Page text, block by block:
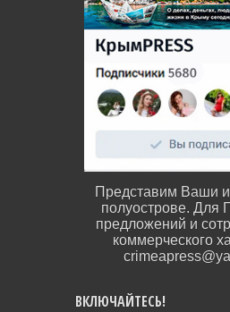
Представим Ваши
полуострове. Для
предложений и
коммерческого
ВКЛЮЧАЙТЕСЬ!